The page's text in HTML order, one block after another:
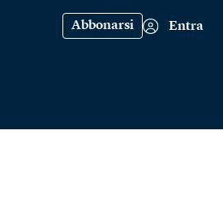
Abbonarsi Entra